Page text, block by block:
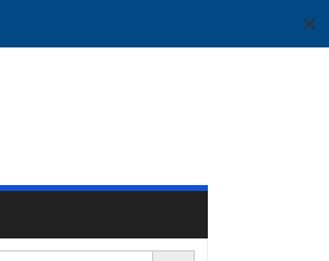
✕
Search Button